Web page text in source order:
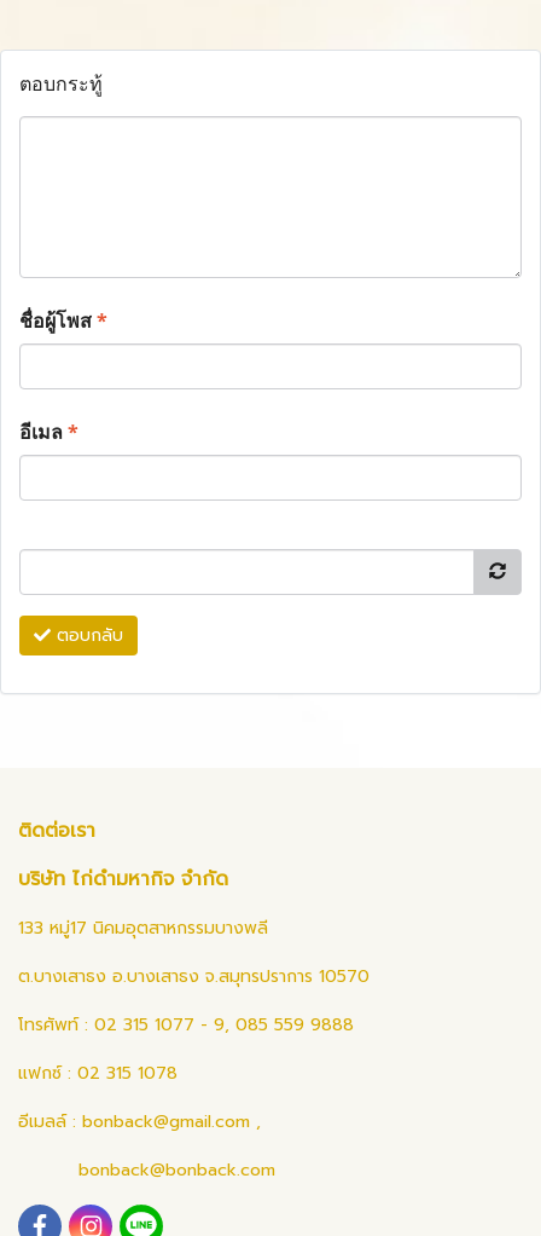
ตอบกระทู้
ชื่อผู้โพส*
อีเมล*
ตอบกลับ
ติดต่อเรา
บริษัท ไก่ดำมหากิจ จำกัด
133 หมู่17 นิคมอุตสาหกรรมบางพลี
ต.บางเสาธง อ.บางเสาธง จ.สมุทรปราการ 10570
โทรศัพท์ : 02 315 1077 - 9, 085 559 9888
แฟกซ์ : 02 315 1078
อีเมลล์ : bonback@gmail.com ,
bonback@bonback.com